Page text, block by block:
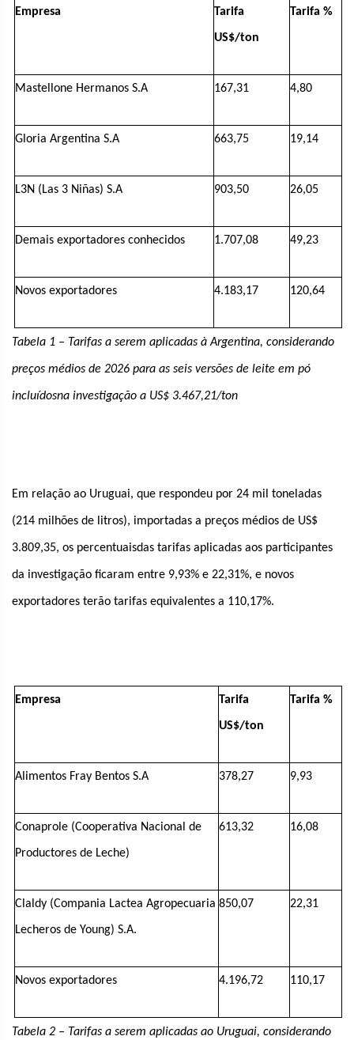
Empresa Tarifa
US$/ton
Tarifa %
Mastellone Hermanos S.A 167,31 4,80
Gloria Argentina S.A 663,75 19,14
L3N (Las 3 Niñas) S.A 903,50 26,05
Demais exportadores conhecidos 1.707,08 49,23
Novos exportadores 4.183,17 120,64
Tabela 1 – Tarifas a serem aplicadas à Argentina, considerando
preços médios de 2026 para as seis versões de leite em pó
incluídosna investigação a US$ 3.467,21/ton
Em relação ao Uruguai, que respondeu por 24 mil toneladas
(214 milhões de litros), importadas a preços médios de US$
3.809,35, os percentuaisdas tarifas aplicadas aos participantes
da investigação ficaram entre 9,93% e 22,31%, e novos
exportadores terão tarifas equivalentes a 110,17%.
Empresa Tarifa
US$/ton
Tarifa %
Alimentos Fray Bentos S.A 378,27 9,93
Conaprole (Cooperativa Nacional de
Productores de Leche)
613,32 16,08
Claldy (Compania Lactea Agropecuaria
Lecheros de Young) S.A.
850,07 22,31
Novos exportadores 4.196,72 110,17
Tabela 2 – Tarifas a serem aplicadas ao Uruguai, considerando